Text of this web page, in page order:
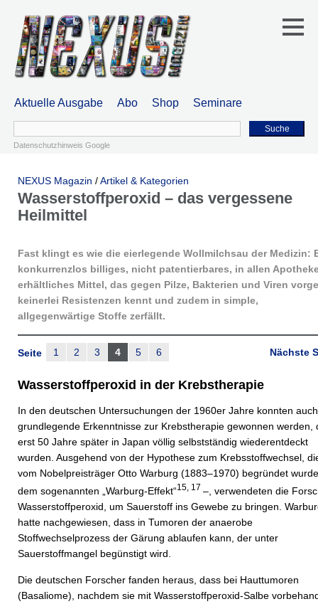
Aktuelle Ausgabe Abo Shop Seminare
Suche
Datenschutzhinweis Google
NEXUS Magazin /Artikel & Kategorien
Wasserstoffperoxid – das vergessene
Heilmittel
Fast klingt es wie die eierlegende Wollmilchsau der Medizin:
konkurrenzlos billiges, nicht patentierbares, in allen
erhältliches Mittel, das gegen Pilze, Bakterien und Viren
keinerlei Resistenzen kennt und zudem in simple,
allgegenwärtige Stoffe zerfällt.
Nächste
Seite 1 2 3 4 5 6
Wasserstoffperoxid in der Krebstherapie
In den deutschen Untersuchungen der 1960er Jahre konnten auch
grundlegende Erkenntnisse zur Krebstherapie gewonnen werden,
erst 50 Jahre später in Japan völlig selbstständig wiederentdeckt
wurden. Ausgehend von der Hypothese zum Krebsstoffwechsel,
vom Nobelpreisträger Otto Warburg (1883–1970) begründet
dem sogenannten „Warburg-Effekt“15, 17 –, verwendeten die
Wasserstoffperoxid, um Sauerstoff ins Gewebe zu bringen.
hatte nachgewiesen, dass in Tumoren der anaerobe
Stoffwechselprozess der Gärung ablaufen kann, der unter
Sauerstoffmangel begünstigt wird.
Die deutschen Forscher fanden heraus, dass bei Hauttumoren
(Basaliome), nachdem sie mit Wasserstoffperoxid-Salbe